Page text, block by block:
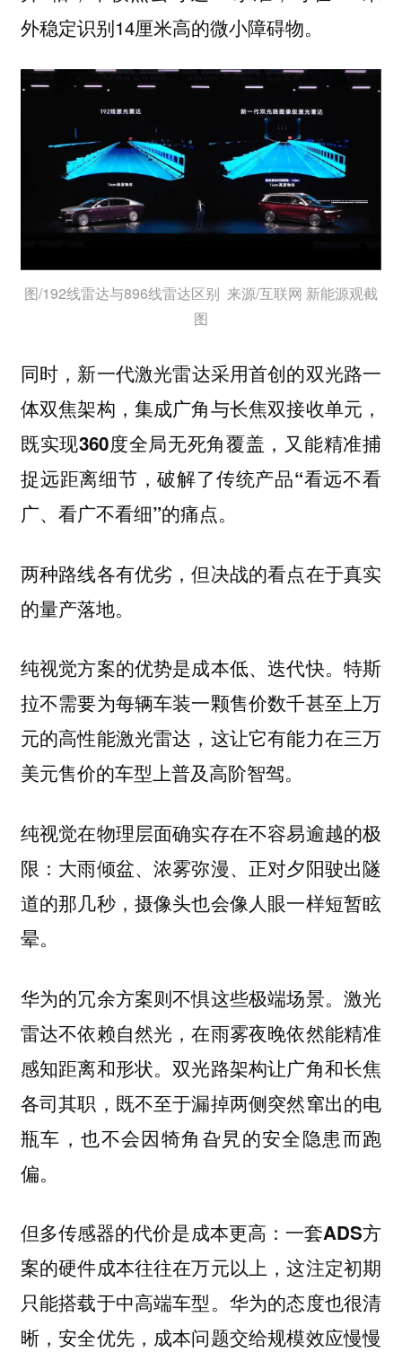
外稳定识别14厘米高的微小障碍物。
图/192线雷达与896线雷达区别 来源/互联网 新能源观截
图
同时， 新一代激光雷达采用首创的双光路一
体双焦架构，集成广角与长焦双接收单元，
既实现360度全局无死角覆盖，又能精准捕
捉远距离细节，破解了传统产品“看远不看
广、看广不看细”的痛点。
两种路线各有优劣，但决战的看点在于真实
的量产落地。
纯视觉方案的优势是成本低、迭代快。特斯
拉不需要为每辆车装一颗售价数千甚至上万
元的高性能激光雷达，这让它有能力在三万
美元售价的车型上普及高阶智驾。
纯视觉在物理层面确实存在不容易逾越的极
限：大雨倾盆、浓雾弥漫、正对夕阳驶出隧
道的那几秒，摄像头也会像人眼一样短暂眩
晕。
华为的冗余方案则不惧这些极端场景。激光
雷达不依赖自然光，在雨雾夜晚依然能精准
感知距离和形状。双光路架构让广角和长焦
各司其职，既不至于漏掉两侧突然窜出的电
瓶车，也不会因犄角旮旯的安全隐患而跑
偏。
但多传感器的代价是成本更高： 一套ADS方
案的硬件成本往往在万元以上，这注定初期
只能搭载于中高端车型。 华为的态度也很清
晰，安全优先，成本问题交给规模效应慢慢